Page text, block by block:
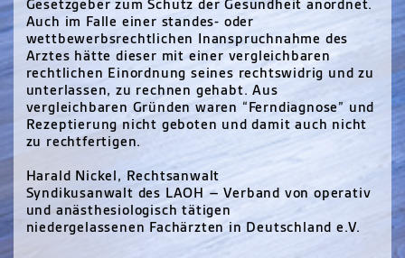
Gesetzgeber zum Schutz der Gesundheit anordnet.
Auch im Falle einer standes- oder
wettbewerbsrechtlichen Inanspruchnahme des
Arztes hätte dieser mit einer vergleichbaren
rechtlichen Einordnung seines rechtswidrig und zu
unterlassen, zu rechnen gehabt. Aus
vergleichbaren Gründen waren “Ferndiagnose” und
Rezeptierung nicht geboten und damit auch nicht
zu rechtfertigen.
Harald Nickel, Rechtsanwalt
Syndikusanwalt des LAOH – Verband von operativ
und anästhesiologisch tätigen
niedergelassenen Fachärzten in Deutschland e.V.